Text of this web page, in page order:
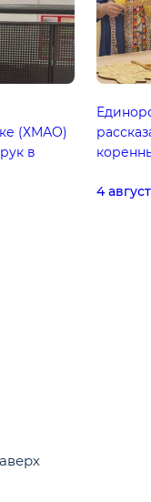
(ХМАО)
в
4